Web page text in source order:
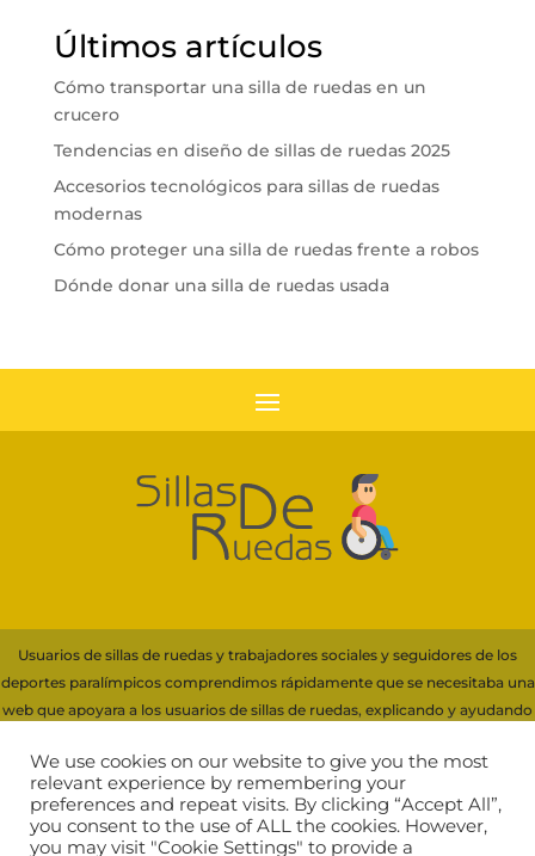
Últimos artículos
Cómo transportar una silla de ruedas en un
crucero
Tendencias en diseño de sillas de ruedas 2025
Accesorios tecnológicos para sillas de ruedas
modernas
Cómo proteger una silla de ruedas frente a robos
Dónde donar una silla de ruedas usada
Usuarios de sillas de ruedas y trabajadores sociales y seguidores de los
deportes paralímpicos comprendimos rápidamente que se necesitaba una
web que apoyara a los usuarios de sillas de ruedas, explicando y ayudando
Para financiar servidores y recursos necesarios de esta web, participamos
en programas de afiliación que generan ingresos por compras cualificadas,
incluyendo Amazon EU
We use cookies on our website to give you the most
relevant experience by remembering your
preferences and repeat visits. By clicking “Accept All”,
you consent to the use of ALL the cookies. However,
you may visit "Cookie Settings" to provide a